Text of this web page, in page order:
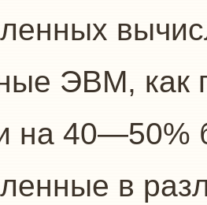
ЭВМ, как
на 40—50%
в